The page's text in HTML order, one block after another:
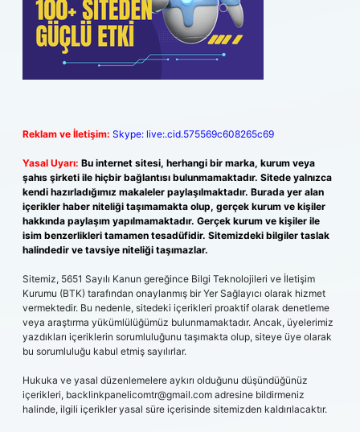
Reklam ve İletişim: Skype: live:.cid.575569c608265c69
Yasal Uyarı: Bu internet sitesi, herhangi bir marka, kurum veya
şahıs şirketi ile hiçbir bağlantısı bulunmamaktadır. Sitede yalnızca
kendi hazırladığımız makaleler paylaşılmaktadır. Burada yer alan
içerikler haber niteliği taşımamakta olup, gerçek kurum ve kişiler
hakkında paylaşım yapılmamaktadır. Gerçek kurum ve kişiler ile
isim benzerlikleri tamamen tesadüfidir. Sitemizdeki bilgiler taslak
halindedir ve tavsiye niteliği taşımazlar.
Sitemiz, 5651 Sayılı Kanun gereğince Bilgi Teknolojileri ve İletişim
Kurumu (BTK) tarafından onaylanmış bir Yer Sağlayıcı olarak hizmet
vermektedir. Bu nedenle, sitedeki içerikleri proaktif olarak denetleme
veya araştırma yükümlülüğümüz bulunmamaktadır. Ancak, üyelerimiz
yazdıkları içeriklerin sorumluluğunu taşımakta olup, siteye üye olarak
bu sorumluluğu kabul etmiş sayılırlar.
Hukuka ve yasal düzenlemelere aykırı olduğunu düşündüğünüz
içerikleri, backlinkpanelicomtr@gmail.com adresine bildirmeniz
halinde, ilgili içerikler yasal süre içerisinde sitemizden kaldırılacaktır.